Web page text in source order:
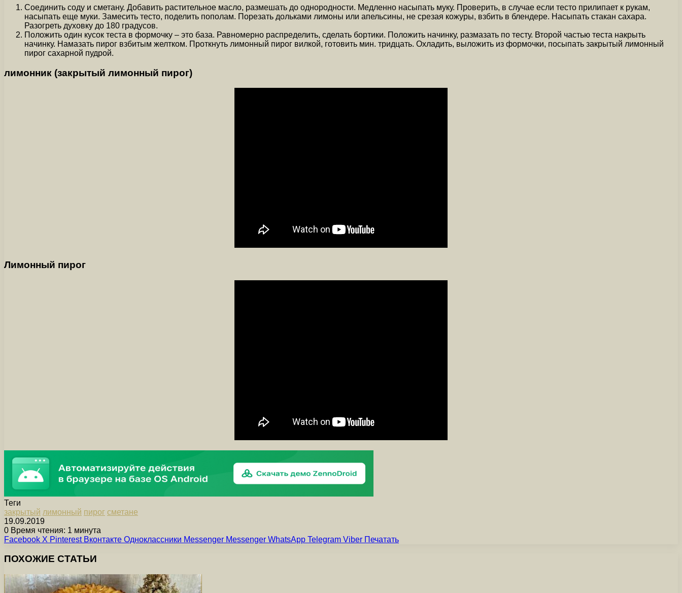
Соединить соду и сметану. Добавить растительное масло, размешать до однородности. Медленно насыпать муку. Проверить, в случае если тесто прилипает к рукам,
насыпать еще муки. Замесить тесто, поделить пополам. Порезать дольками лимоны или апельсины, не срезая кожуры, взбить в блендере. Насыпать стакан сахара.
Разогреть духовку до 180 градусов.
Положить один кусок теста в формочку – это база. Равномерно распределить, сделать бортики. Положить начинку, размазать по тесту. Второй частью теста накрыть
начинку. Намазать пирог взбитым желтком. Проткнуть лимонный пирог вилкой, готовить мин. тридцать. Охладить, выложить из формочки, посыпать закрытый лимонный
пирог сахарной пудрой.
лимонник (закрытый лимонный пирог)
Лимонный пирог
Теги
закрытый лимонный пирог сметане
19.09.2019
0 Время чтения: 1 минута
Facebook X Pinterest Вконтакте Одноклассники Messenger Messenger WhatsApp Telegram Viber Печатать
ПОХОЖИЕ СТАТЬИ